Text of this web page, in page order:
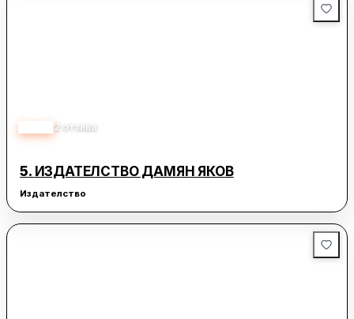
2 отзива
5. ИЗДАТЕЛСТВО ДАМЯН ЯКОВ
Издателство